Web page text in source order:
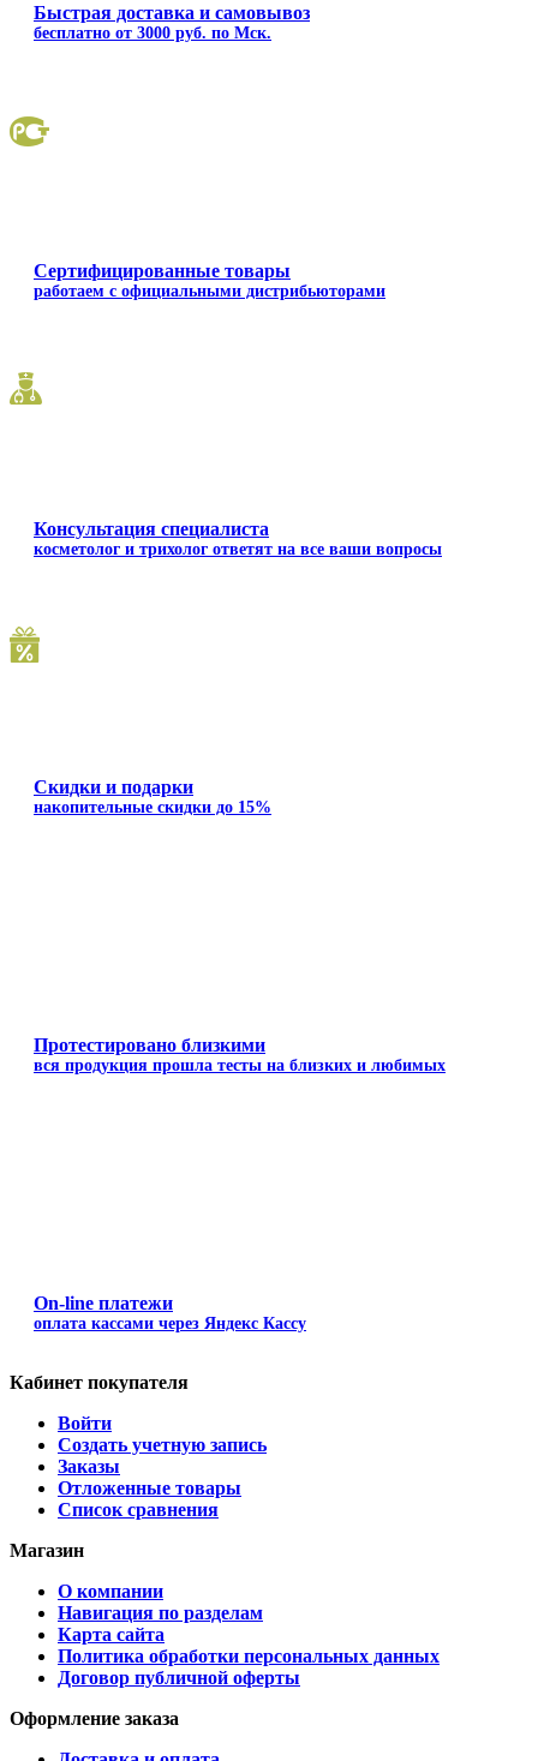
Быстрая доставка и самовывоз
бесплатно от 3000 руб. по Мск.
Сертифицированные товары
работаем с официальными дистрибьюторами
Консультация специалиста
косметолог и трихолог ответят на все ваши вопросы
Скидки и подарки
накопительные скидки до 15%
Протестировано близкими
вся продукция прошла тесты на близких и любимых
On-line платежи
оплата кассами через Яндекс Кассу
Кабинет покупателя
Войти
Создать учетную запись
Заказы
Отложенные товары
Список сравнения
Магазин
О компании
Навигация по разделам
Карта сайта
Политика обработки персональных данных
Договор публичной оферты
Оформление заказа